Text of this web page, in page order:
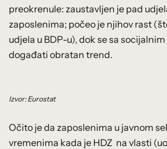
preokrenule: zaustavljen je pad
zaposlenima; počeo je njihov rast
udjela u BDP-u), dok se sa
događati obratan trend.
Izvor: Eurostat
Očito je da zaposlenima u javnom
vremenima kada je HDZ na vlasti